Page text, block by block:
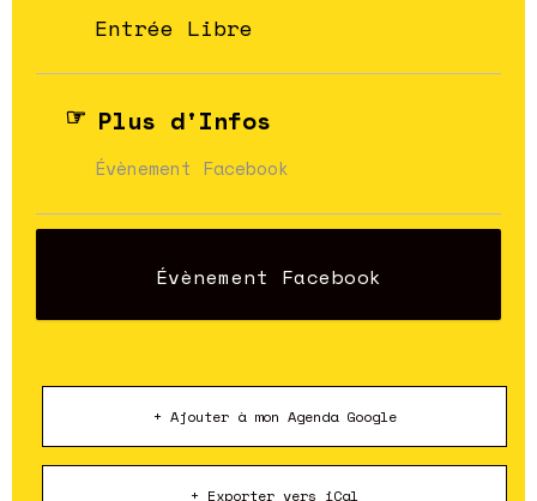
Entrée Libre
Plus d'Infos
Évènement Facebook
Évènement Facebook
+ Ajouter à mon Agenda Google
+ Exporter vers iCal